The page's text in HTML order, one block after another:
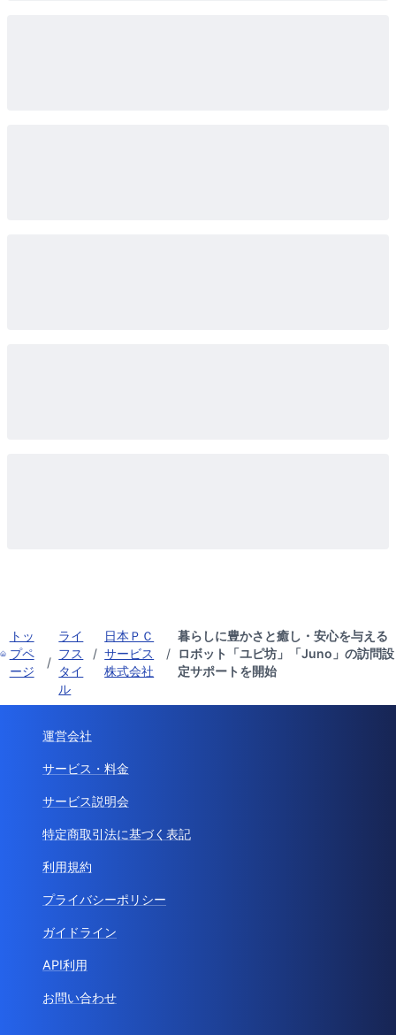
トッ
プペ
ージ
/
ライ
フス
タイ
ル
/
日本ＰＣ
サービス
株式会社
/
暮らしに豊かさと癒し・安心を与える
ロボット「ユピ坊」「Juno」の訪問設
定サポートを開始
運営会社
サービス・料金
サービス説明会
特定商取引法に基づく表記
利用規約
プライバシーポリシー
ガイドライン
API利用
お問い合わせ